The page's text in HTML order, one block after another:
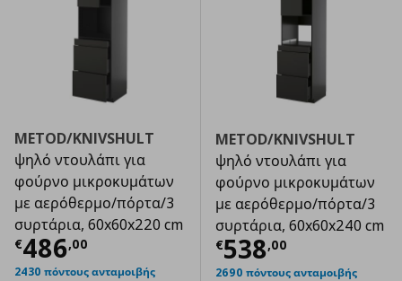
METOD/KNIVSHULT
ψηλό ντουλάπι για
φούρνο μικρoκυμάτων
με αερόθερμο/πόρτα/3
συρτάρια, 60x60x220 cm
€486,00
Τρέχουσα τιμή € 486,00
2430 πόντους ανταμοιβής
METOD/KNIVSHULT
ψηλό ντουλάπι για
φούρνο μικρoκυμάτων
με αερόθερμο/πόρτα/3
συρτάρια, 60x60x240 cm
€538,00
Τρέχουσα
2690 πόντους ανταμοιβής